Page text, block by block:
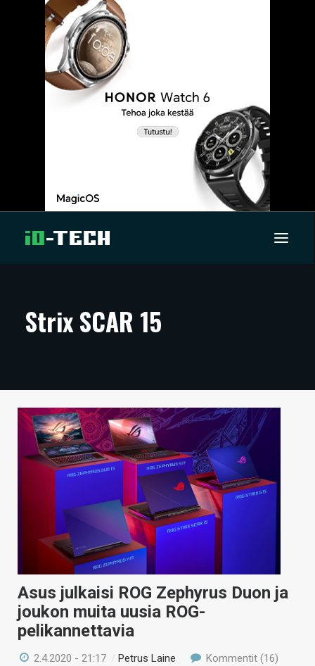
ARTIKKELIT
TECHBBS
TIETOA
HINTA.FI
VAIHDA TEEMA
Strix SCAR 15
Asus julkaisi ROG Zephyrus Duon ja
joukon muita uusia ROG-
pelikannettavia
2.4.2020 - 21:17 /Petrus Laine Kommentit (16)